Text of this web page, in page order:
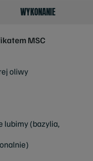
WYKONANIE
MSC
oliwy
lubimy (bazylia,